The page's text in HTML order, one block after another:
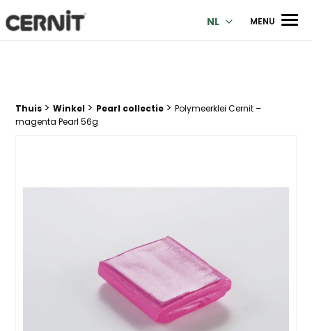
Cernit Une qualité haut de gamme pour des créations
NL MENU
Breadcrumb trail:
Thuis > Winkel > Pearl collectie > Polymeerklei Cernit –
magenta Pearl 56g